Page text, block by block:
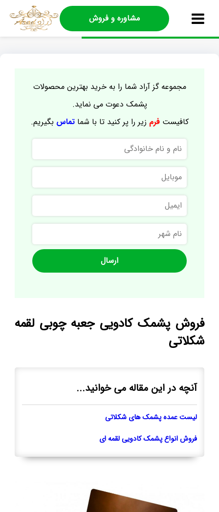
مشاوره و فروش
مجموعه گز آراد شما را به خرید بهترین محصولات
پشمک دعوت می نماید.
کافیستفرم زیر را پر کنید تا با شماتماس بگیریم.
نام
و
نام
خانوادگی
موبایل
ایمیل
نام
شهر
فروش پشمک کادویی جعبه چوبی لقمه
شکلاتی
آنچه در این مقاله می خوانید...
لیست عمده پشمک های شکلاتی
فروش انواع پشمک کادویی لقمه ای